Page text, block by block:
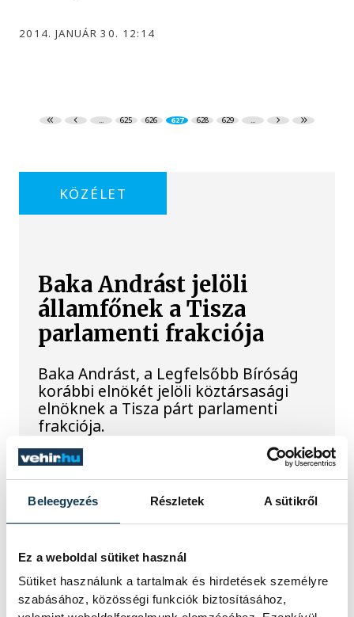
Beleegyezés Részletek A sütikről
Ez a weboldal sütiket használ
Sütiket használunk a tartalmak és hirdetések személyre
szabásához, közösségi funkciók biztosításához,
2014. JANUÁR 30. 12:14
... 625 626 627 628 629 ...
KÖZÉLET
Baka Andrást jelöli
államfőnek a Tisza
parlamenti frakciója
Baka Andrást, a Legfelsőbb Bíróság
korábbi elnökét jelöli köztársasági
elnöknek a Tisza párt parlamenti
frakciója.
Egy furcsa halkonzerv
lett az Év Strandétele -
A Balatoni Kör idén tizenkettedik
alkalommal hirdette meg az év
strandétele versenyt, amelyre minden